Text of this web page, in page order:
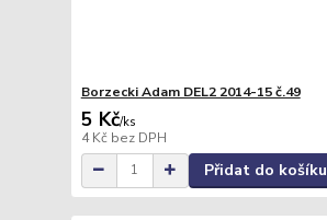
Borzecki Adam DEL2 2014-15 č.49
5 Kč/ks
4 Kč bez DPH
Přidat do košíku